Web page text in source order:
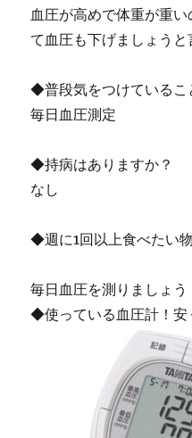
血圧が高めで体重が重
て血圧も下げましょうと
◆普段気をつけているこ
毎日血圧測定
◆持病はありますか？
なし
◆週に1回以上食べたい
毎日血圧を測りましょう
◆使っている血圧計！安